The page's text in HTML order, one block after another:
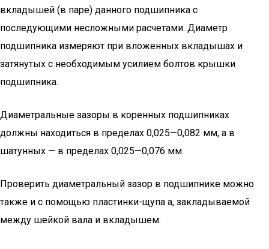
вкладышей (в паре) данного подшипника с
последующими несложными расчетами. Диаметр
подшипника измеряют при вложенных вкладышах и
затянутых с необходимым усилием болтов крышки
подшипника.
Диаметральные зазоры в коренных подшипниках
должны находиться в пределах 0,025—0,082 мм, а в
шатунных — в пределах 0,025—0,076 мм.
Проверить диаметральный зазор в подшипнике можно
также и с помощью пластинки-щупа а, закладываемой
между шейкой вала и вкладышем.